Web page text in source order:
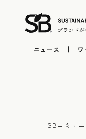
ニュース
SBコミュ